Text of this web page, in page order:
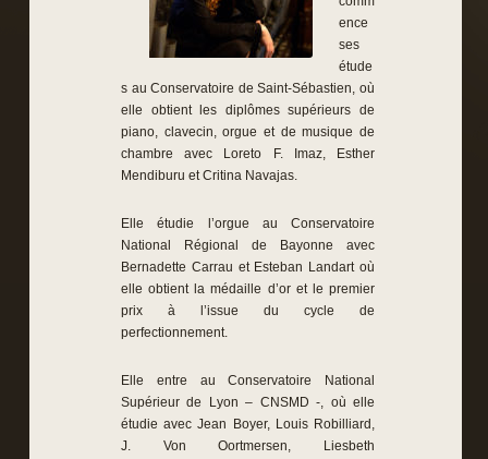
ence
ses
étude
s au Conservatoire de Saint-Sébastien, où
elle obtient les diplômes supérieurs de
piano, clavecin, orgue et de musique de
chambre avec Loreto F. Imaz, Esther
Mendiburu et Critina Navajas.
Elle étudie l’orgue au Conservatoire
National Régional de Bayonne avec
Bernadette Carrau et Esteban Landart où
elle obtient la médaille d’or et le premier
prix à l’issue du cycle de
perfectionnement.
Elle entre au Conservatoire National
Supérieur de Lyon – CNSMD -, où elle
étudie avec Jean Boyer, Louis Robilliard,
J. Von Oortmersen, Liesbeth